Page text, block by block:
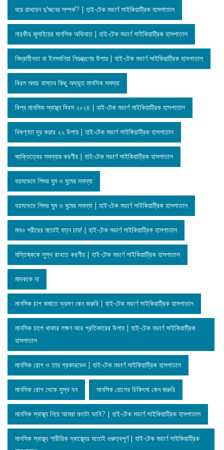
ধরে রাখবেন দু'জনের সম্পর্ক? | হাই-টেক মডার্ণ সাইকিয়াট্রিক হাসপাতাল
নারকীয় জুলাইয়ের মানসিক অভিঘাত | হাই-টেক মডার্ণ সাইকিয়াট্রিক হাসপাতাল
নিদ্রাহীনতা বা ইনসমনিয়া নিয়ন্ত্রণের উপায় | হাই-টেক মডার্ণ সাইকিয়াট্রিক হাসপাতাল
বিরল অথচ বাস্তব কিছু অদ্ভূত মানসিক সমস্যা
বিশ্ব মানসিক স্বাস্থ্য দিবস ২০২৪ | হাই-টেক মডার্ণ সাইকিয়াট্রিক হাসপাতাল
বিষণ্ণতা দূর করার ২২ উপায় | হাই-টেক মডার্ণ সাইকিয়াট্রিক হাসপাতাল
ব্যক্তিত্বের সমস্যায় করণীয় | হাই-টেক মডার্ণ সাইকিয়াট্রিক হাসপাতাল
বয়সভেদে শিশুর ঘুম ও ঘুমের সমস্যা
বয়সভেদে শিশুর ঘুম ও ঘুমের সমস্যা | হাই-টেক মডার্ণ সাইকিয়াট্রিক হাসপাতাল
মনও শরীরের মতোই যত্ন চায়! | হাই-টেক মডার্ণ সাইকিয়াট্রিক হাসপাতাল
মস্তিষ্ককে সুস্থ রাখতে করণীয় | হাই-টেক মডার্ণ সাইকিয়াট্রিক হাসপাতাল
মাদককে না
মানসিক চাপ কমাতে ভ্রমণ কেন জরুরি | হাই-টেক মডার্ণ সাইকিয়াট্রিক হাসপাতাল
মানসিক চাপে থাকার লক্ষণ আর প্রতিকারের উপায় | হাই-টেক মডার্ণ সাইকিয়াট্রিক
হাসপাতাল
মানসিক রোগ ও তার প্রকারভেদ | হাই-টেক মডার্ণ সাইকিয়াট্রিক হাসপাতাল
মানসিক রোগ থেকে সুস্থ হন মানসিক রোগের চিকিৎসা কেন জরুরি
মানসিক স্বাস্থ্য নিয়ে আমরা কতটা ভাবি? | হাই-টেক মডার্ণ সাইকিয়াট্রিক হাসপাতাল
মানসিক স্বাস্থ্য শারীরিক স্বাস্থ্যের মতোই গুরুত্বপূর্ণ | হাই-টেক মডার্ণ সাইকিয়াট্রিক